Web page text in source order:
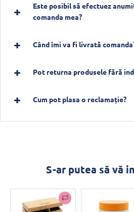
Este posibil să efectuez
comanda mea?
Când îmi va fi livrată
Pot returna produsele fără
Cum pot plasa o reclamație?
S-ar putea să vă